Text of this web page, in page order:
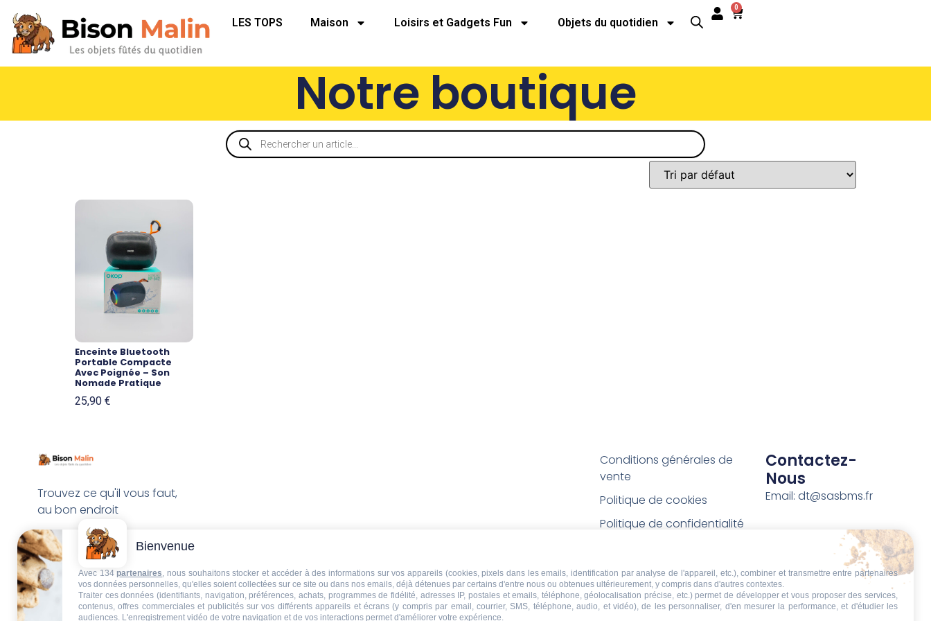
LES TOPS Maison Loisirs et Gadgets Fun Objets du quotidien
0
Notre boutique
Enceinte Bluetooth
Portable Compacte
Avec Poignée – Son
Nomade Pratique
25,90 €
Trouvez ce qu'il vous faut,
au bon endroit
Conditions générales de
vente
Politique de cookies
Politique de confidentialité
Conditions de retour et de
remboursement
Droit de rétractation
Contactez-
Nous
Email: dt@sasbms.fr
Bienvenue
Avec 134 partenaires, nous souhaitons stocker et accéder à des informations sur vos appareils (cookies, pixels dans les emails, identification par analyse de l'appareil, etc.), combiner et transmettre entre partenaires
vos données personnelles, qu'elles soient collectées sur ce site ou dans nos emails, déjà détenues par certains d'entre nous ou obtenues ultérieurement, y compris dans d'autres contextes.
Traiter ces données (identifiants, navigation, préférences, achats, programmes de fidélité, adresses IP, postales et emails, téléphone, géolocalisation précise, etc.) permet de développer et vous proposer des services,
contenus, offres commerciales et publicités sur vos différents appareils et écrans (y compris par email, courrier, SMS, téléphone, audio, et vidéo), de les personnaliser, d'en mesurer la performance, et d'étudier les
audiences. L'enregistrement vidéo de votre navigation et de vos interactions permet d'améliorer votre expérience.